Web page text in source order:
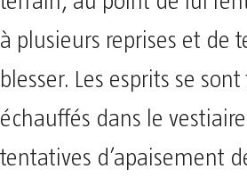
à plusieurs reprises et de
blesser. Les esprits se
échauffés dans le
tentatives d’apaisement